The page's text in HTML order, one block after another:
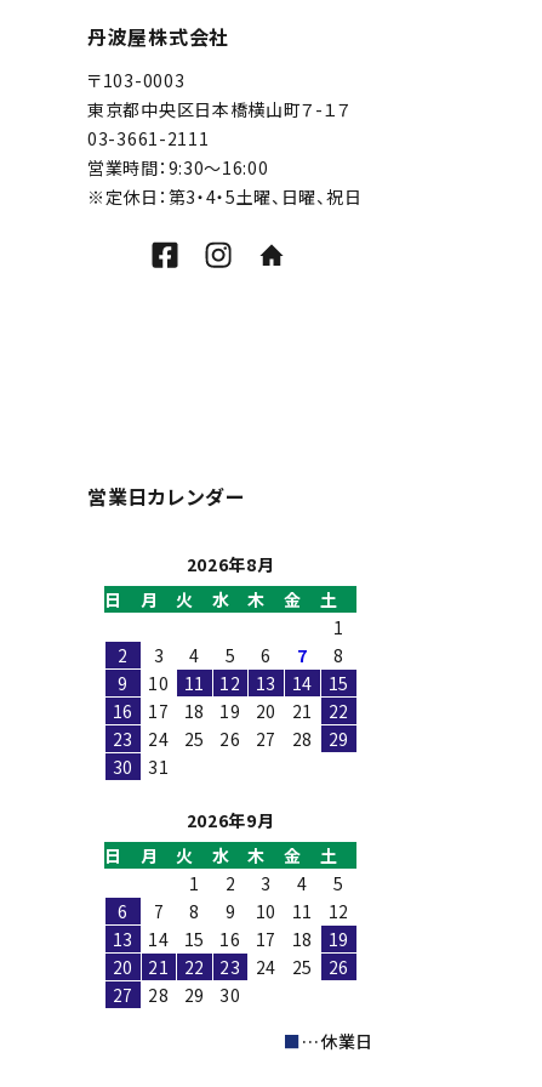
丹波屋株式会社
〒103-0003
東京都中央区日本橋横山町７-１７
03-3661-2111
営業時間：9:30～16:00
※定休日：第3・4・5土曜、日曜、祝日
営業日カレンダー
2026年8月
日
月 火 水 木 金
土
1
2
3 4 5 6 7
8
9
10 11 12 13 14
15
16
17 18 19 20 21
22
23
24 25 26 27 28
29
30
31
2026年9月
日
月 火 水 木 金
土
1
2 3 4
5
6
7 8 9 10 11
12
13
14 15 16 17 18
19
20
21 22 23 24 25
26
27
28 29
30
■…休業日